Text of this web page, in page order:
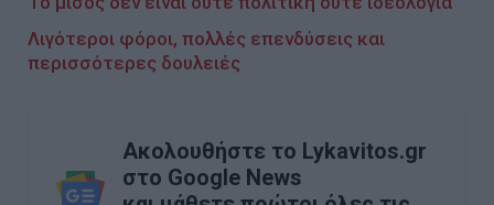
Λιγότεροι φόροι, πολλές επενδύσεις και
περισσότερες δουλειές
Ακολουθήστε το Lykavitos.gr
στο Google News